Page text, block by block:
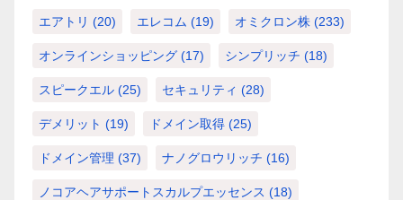
エアトリ (20) エレコム (19) オミクロン株 (233)
オンラインショッピング (17) シンプリッチ (18)
スピークエル (25) セキュリティ (28)
デメリット (19) ドメイン取得 (25)
ドメイン管理 (37) ナノグロウリッチ (16)
ノコアヘアサポートスカルプエッセンス (18)